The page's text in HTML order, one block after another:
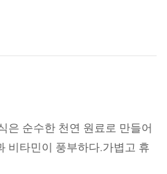
은 순수한 천연 원료로 만들어
비타민이 풍부하다.가볍고 휴